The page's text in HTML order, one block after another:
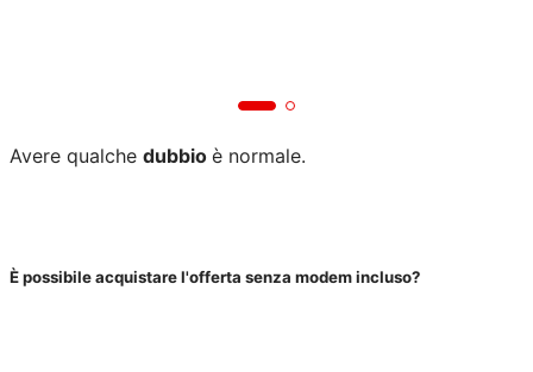
Avere qualche dubbio è normale.
È possibile acquistare l'offerta senza modem incluso?